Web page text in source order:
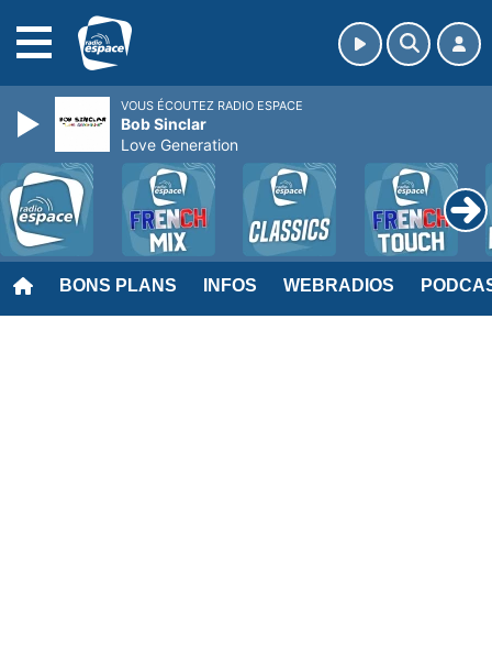
BONS PLANS INFOS WEBRADIOS
VOUS ÉCOUTEZ RADIO ESPACE
Bob Sinclar
Love Generation